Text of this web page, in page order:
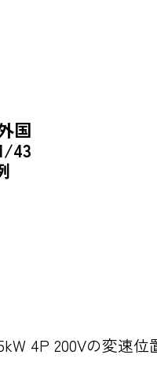
国
43
4P 200Vの変速位